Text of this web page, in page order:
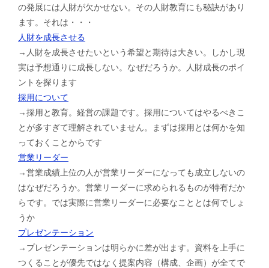
の発展には人財が欠かせない。その人財教育にも秘訣があり
ます。それは・・・
人財を成長させる
→人財を成長させたいという希望と期待は大きい。しかし現
実は予想通りに成長しない。なぜだろうか。人財成長のポイ
ントを探ります
採用について
→採用と教育。経営の課題です。採用についてはやるべきこ
とが多すぎて理解されていません。まずは採用とは何かを知
っておくことからです
営業リーダー
→営業成績上位の人が営業リーダーになっても成立しないの
はなぜだろうか。営業リーダーに求められるものが特有だか
らです。では実際に営業リーダーに必要なこととは何でしょ
うか
プレゼンテーション
→プレゼンテーションは明らかに差が出ます。資料を上手に
つくることが優先ではなく提案内容（構成、企画）が全てで